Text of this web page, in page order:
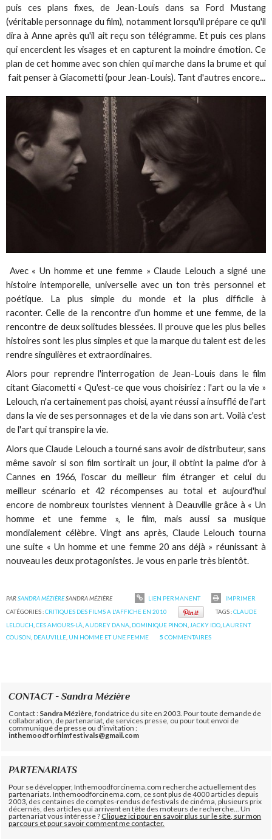
puis ces plans fixes, de Jean-Louis dans sa Ford Mustang
(véritable personnage du film), notamment lorsqu'il prépare ce qu'il
dira à Anne après qu'il ait reçu son télégramme. Et puis ces plans
qui encerclent les visages et en capturent la moindre émotion. Ce
plan de cet homme avec son chien qui marche dans la brume et qui
fait penser à Giacometti (pour Jean-Louis). Tant d'autres encore...
Avec « Un homme et une femme » Claude Lelouch a signé une
histoire intemporelle, universelle avec un ton très personnel et
poétique. La plus simple du monde et la plus difficile à
raconter. Celle de la rencontre d'un homme et une femme, de la
rencontre de deux solitudes blessées. Il prouve que les plus belles
histoires sont les plus simples et que la marque du talent est de les
rendre singulières et extraordinaires.
Alors pour reprendre l'interrogation de Jean-Louis dans le film
citant Giacometti « Qu'est-ce que vous choisiriez : l'art ou la vie »
Lelouch, n'a certainement pas choisi, ayant réussi a insufflé de l'art
dans la vie de ses personnages et de la vie dans son art. Voilà c'est
de l'art qui transpire la vie.
Alors que Claude Lelouch a tourné sans avoir de distributeur, sans
même savoir si son film sortirait un jour, il obtint la palme d'or à
Cannes en 1966, l'oscar du meilleur film étranger et celui du
meilleur scénario et 42 récompenses au total et aujourd'hui
encore de nombreux touristes viennent à Deauville grâce à « Un
homme et une femme », le film, mais aussi sa musique
mondialement célèbre. Vingt ans après, Claude Lelouch tourna
une suite « Un homme et une femme 20 ans déjà » réunissant à
nouveau les deux protagonistes. Je vous en parle très bientôt.
PARSANDRA MÉZIÈRESANDRA MÉZIÈRE LIEN PERMANENT
IMPRIMER
CATÉGORIES :CRITIQUES DES FILMS A L'AFFICHE EN 2010 TAGS :CLAUDE
LELOUCH ,CES AMOURS-LÀ ,AUDREY DANA DOMINIQUE PINON JACKY IDO LAURENT
COUSON DEAUVILLE UN HOMME ET UNE FEMME 5 COMMENTAIRES
CONTACT - Sandra Mézière
Contact : Sandra Mézière , fondatrice du site en 2003. Pour toute demande de
collaboration, de partenariat, de services presse, ou pour tout envoi de
communiqué de presse ou d'invitation :
inthemoodforfilmfestivals@gmail.com
PARTENARIATS
Pour se développer, Inthemoodforcinema.com recherche actuellement des
partenariats. Inthemoodforcinema.com, ce sont plus de 4000 articles depuis
2003, des centaines de comptes-rendus de festivals de cinéma, plusieurs prix
décernés, des articles qui arrivent en tête des moteurs de recherche... Un
partenariat vous intéresse ?Cliquez ici pour en savoir plus sur le site, sur mon
parcours et pour savoir comment me contacter.